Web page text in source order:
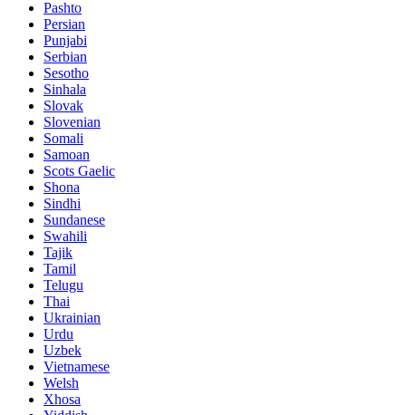
Pashto
Persian
Punjabi
Serbian
Sesotho
Sinhala
Slovak
Slovenian
Somali
Samoan
Scots Gaelic
Shona
Sindhi
Sundanese
Swahili
Tajik
Tamil
Telugu
Thai
Ukrainian
Urdu
Uzbek
Vietnamese
Welsh
Xhosa